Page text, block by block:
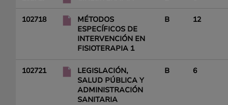
102718
MÉTODOS
ESPECÍFICOS DE
INTERVENCIÓN EN
FISIOTERAPIA 1
B 12
102721
LEGISLACIÓN,
SALUD PÚBLICA Y
ADMINISTRACIÓN
SANITARIA
B 6